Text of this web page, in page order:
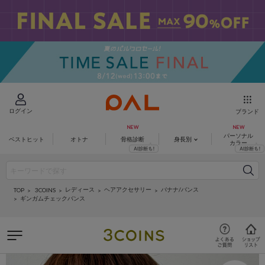
ログイン ブランド
ベストヒット オトナ 骨格診断 身長別
パーソナル
カラー
TOP 3COINS レディース ヘアアクセサリー
バナナ/バンス
ギンガムチェックバンス